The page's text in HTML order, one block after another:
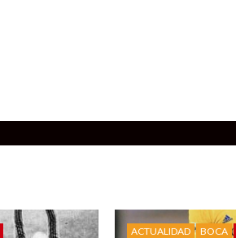
ACTUALIDAD BOCA